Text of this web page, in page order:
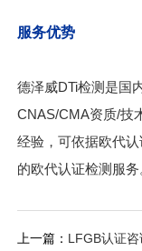
服务优势
德泽威DTi检测是国
CNAS/CMA资质/技
经验，可依据欧代
的欧代认证检测服务
上一篇： LFGB认证咨